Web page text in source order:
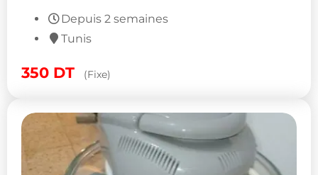
Depuis 2 semaines
Tunis
350 DT (Fixe)